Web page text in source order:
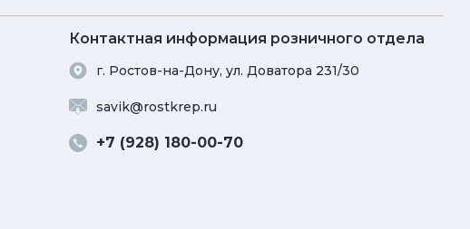
Контактная информация розничного отдела
г. Ростов-на-Дону, ул. Доватора 231/30
savik@rostkrep.ru
+7 (928) 180-00-70